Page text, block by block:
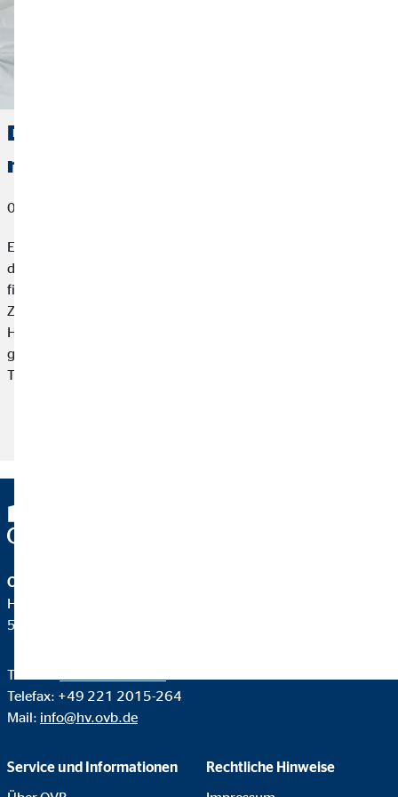
Die erste gemeinsame Wohnung: Das
musst du wissen
02. Mai 2023
Es ist vielleicht eines der ersten großen Abenteuer für Paare –
die erste gemeinsame Wohnung. Die passende Wohnung zu
finden, ist schon eine Herausforderung. Doch das eigentliche
Zusammenziehen ist noch viel spannender. Möbel, Deko,
Haushalt, Finanzen und Alltag. Alles muss besprochen und
geklärt werden. Wir haben für dich die wichtigsten Fakten und
Tipps zusammengefasst.
OVB Vermögensberatung AG
Heumarkt 1
50667 Köln
Telefon:
Telefax: +49 221 2015-264
Mail: info@hv.ovb.de
Service und Informationen
Rechtliche Hinweise